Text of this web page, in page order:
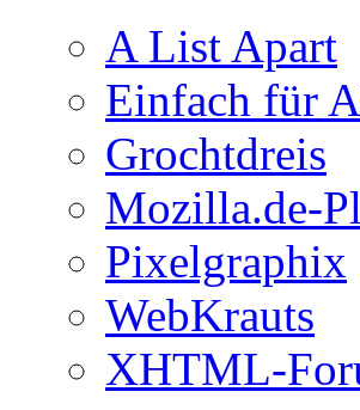
A List Apart
Einfach für
Grochtdreis
Mozilla.de-
Pixelgraphix
WebKrauts
XHTML-